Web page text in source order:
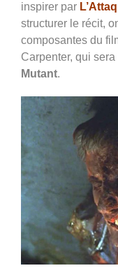
inspirer par
structurer le récit,
composantes du
Carpenter, qui
Mutant.